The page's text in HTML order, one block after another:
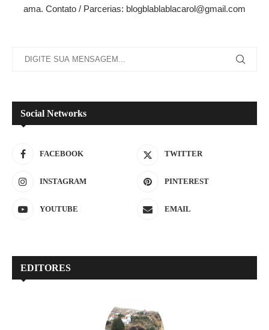
ama. Contato / Parcerias: blogblablablacarol@gmail.com
Social Networks
FACEBOOK TWITTER
INSTAGRAM PINTEREST
YOUTUBE EMAIL
EDITORES